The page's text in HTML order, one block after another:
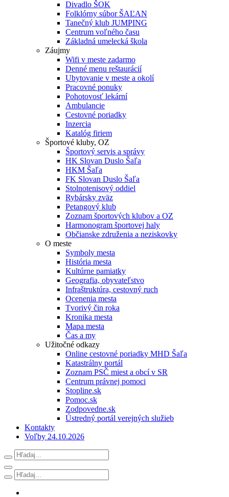
Divadlo ŠOK
Folklórny súbor ŠAĽAN
Tanečný klub JUMPING
Centrum voľného času
Základná umelecká škola
Záujmy
Wifi v meste zadarmo
Denné menu reštaurácií
Ubytovanie v meste a okolí
Pracovné ponuky
Pohotovosť lekární
Ambulancie
Cestovné poriadky
Inzercia
Katalóg firiem
Športové kluby, OZ
Športový servis a správy
HK Slovan Duslo Šaľa
HKM Šaľa
FK Slovan Duslo Šaľa
Stolnotenisový oddiel
Rybársky zväz
Petangový klub
Zoznam športových klubov a OZ
Harmonogram športovej haly
Občianske združenia a neziskovky
O meste
Symboly mesta
História mesta
Kultúrne pamiatky
Geografia, obyvateľstvo
Infraštruktúra, cestovný ruch
Ocenenia mesta
Tvorivý čin roka
Kronika mesta
Mapa mesta
Čas a my
Užitočné odkazy
Online cestovné poriadky MHD Šaľa
Katastrálny portál
Zoznam PSČ miest a obcí v SR
Centrum právnej pomoci
Stopline.sk
Pomoc.sk
Zodpovedne.sk
Ústredný portál verejných služieb
Kontakty
Voľby 24.10.2026